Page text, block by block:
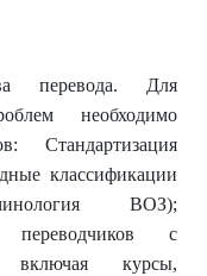
перевода. Для
необходимо
Стандартизация
классификации
ВОЗ);
переводчиков с
включая курсы,